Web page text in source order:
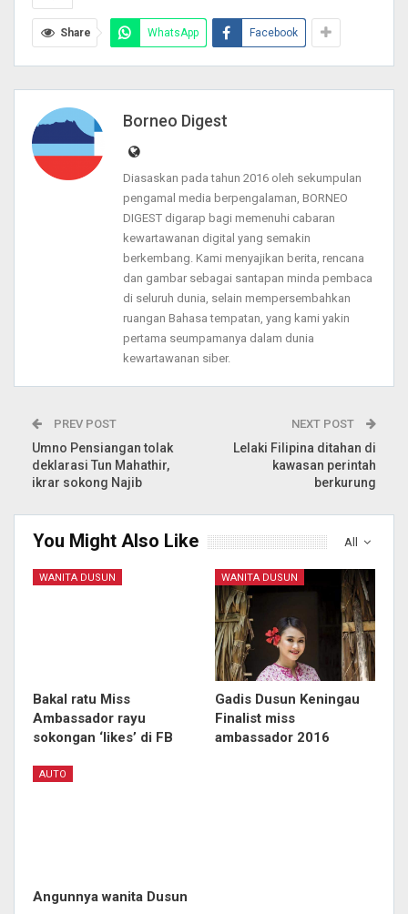
Share WhatsApp Facebook
Borneo Digest
Diasaskan pada tahun 2016 oleh sekumpulan
pengamal media berpengalaman, BORNEO
DIGEST digarap bagi memenuhi cabaran
kewartawanan digital yang semakin
berkembang. Kami menyajikan berita, rencana
dan gambar sebagai santapan minda pembaca
di seluruh dunia, selain mempersembahkan
ruangan Bahasa tempatan, yang kami yakin
pertama seumpamanya dalam dunia
kewartawanan siber.
PREV POST
Umno Pensiangan tolak
deklarasi Tun Mahathir,
ikrar sokong Najib
NEXT POST
Lelaki Filipina ditahan di
kawasan perintah
berkurung
All
You Might Also Like
WANITA DUSUN
Bakal ratu Miss
Ambassador rayu
sokongan ‘likes’ di FB
WANITA DUSUN
Gadis Dusun Keningau
Finalist miss
ambassador 2016
AUTO
Angunnya wanita Dusun